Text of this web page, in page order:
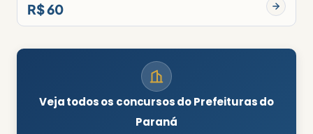
R$ 60
Veja todos os concursos do Prefeituras do
Paraná